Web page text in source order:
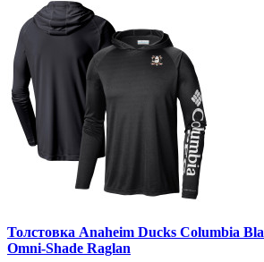
Толстовка Anaheim Ducks Columbia
Omni-Shade Raglan